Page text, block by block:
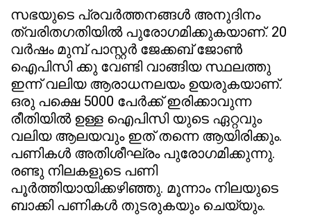
സഭയുടെ പ്രവർത്തനങ്ങൾ അനുദിനം
ത്വരിതഗതിയിൽ പുരോഗമിക്കുകയാണ്. 20
വർഷം മുമ്പ് പാസ്റ്റർ ജേക്കബ് ജോൺ
ഐപിസി ക്കു വേണ്ടി വാങ്ങിയ സ്ഥലത്തു
ഇന്ന്‌ വലിയ ആരാധനലയം ഉയരുകയാണ്.
ഒരു പക്ഷെ 5000 പേർക്ക് ഇരിക്കാവുന്ന
രീതിയിൽ ഉള്ള ഐപിസി യുടെ ഏറ്റവും
വലിയ ആലയവും ഇത് തന്നെ ആയിരിക്കും.
പണികൾ അതിശീഘ്രം പുരോഗമിക്കുന്നു.
രണ്ടു നിലകളുടെ പണി
പൂർത്തിയായിക്കഴിഞ്ഞു. മൂന്നാം നിലയുടെ
ബാക്കി പണികൾ തുടരുകയും ചെയ്യും.